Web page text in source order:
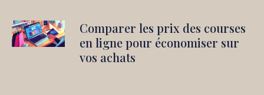
Comparer les prix des courses
en ligne pour économiser sur
vos achats